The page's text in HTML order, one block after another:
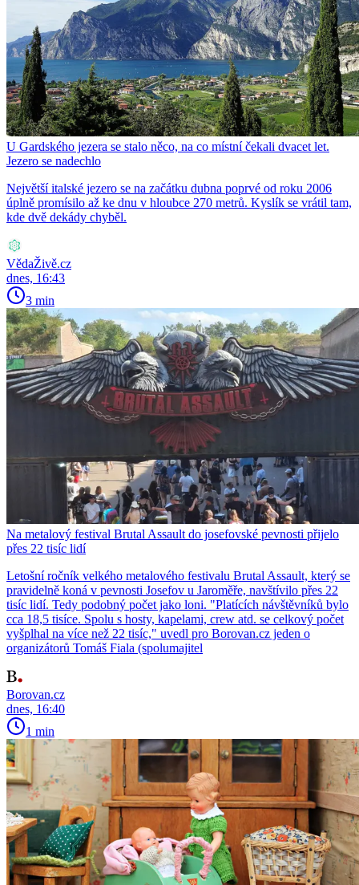
U Gardského jezera se stalo něco, na co místní čekali dvacet let.
Jezero se nadechlo
Největší italské jezero se na začátku dubna poprvé od roku 2006
úplně promísilo až ke dnu v hloubce 270 metrů. Kyslík se vrátil tam,
kde dvě dekády chyběl.
VědaŽivě.cz
dnes, 16:43
3 min
Na metalový festival Brutal Assault do josefovské pevnosti přijelo
přes 22 tisíc lidí
Letošní ročník velkého metalového festivalu Brutal Assault, který se
pravidelně koná v pevnosti Josefov u Jaroměře, navštívilo přes 22
tisíc lidí. Tedy podobný počet jako loni. "Platících návštěvníků bylo
cca 18,5 tisíce. Spolu s hosty, kapelami, crew atd. se celkový počet
vyšplhal na více než 22 tisíc," uvedl pro Borovan.cz jeden o
organizátorů Tomáš Fiala (spolumajitel
Borovan.cz
dnes, 16:40
1 min